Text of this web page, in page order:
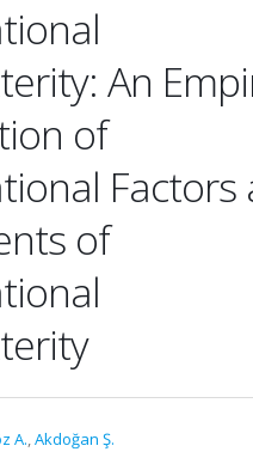
An
of
Factors
of
A.,Akdoğan Ş.